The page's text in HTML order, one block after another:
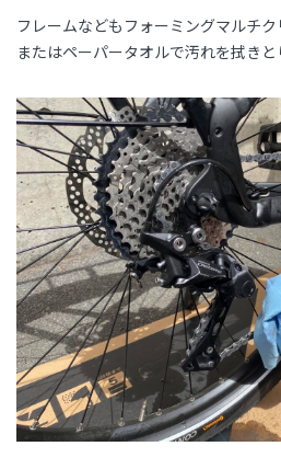
フレームなどもフォーミングマルチ
またはペーパータオルで汚れを拭きと